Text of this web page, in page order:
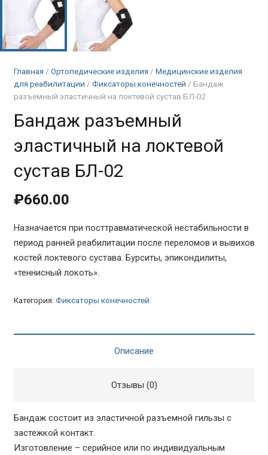
Главная / Ортопедические изделия / Медицинские изделия
для реабилитации / Фиксаторы конечностей / Бандаж
разъемный эластичный на локтевой сустав БЛ-02
Бандаж разъемный
эластичный на локтевой
сустав БЛ-02
₽660.00
Назначается при посттравматической нестабильности в
период ранней реабилитации после переломов и вывихов
костей локтевого сустава. Бурситы, эпикондилиты,
«теннисный локоть».
Категория: Фиксаторы конечностей
Описание
Отзывы (0)
Бандаж состоит из эластичной разъемной гильзы с
застежкой контакт.
Изготовление – серийное или по индивидуальным